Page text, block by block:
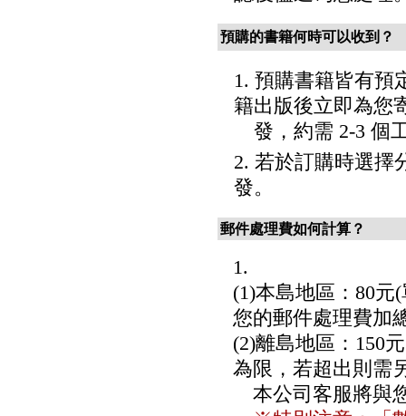
預購的書籍何時可以收到？
1. 預購書籍皆有預
籍出版後立即為您
發，約需 2-3 個
2. 若於訂購時選擇
發。
郵件處理費如何計算？
1.
(1)本島地區：80元
您的郵件處理費加
(2)離島地區：150
為限，若超出則需
本公司客服將與